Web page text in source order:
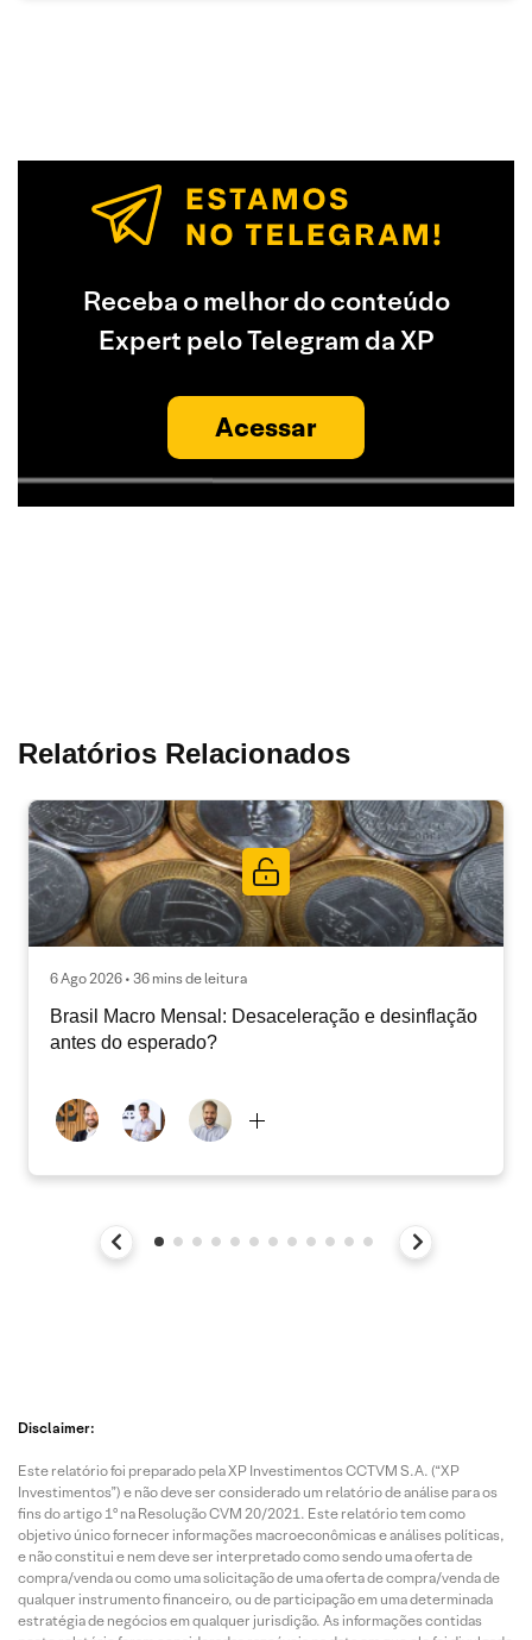
Receba o melhor do conteúdo
Expert pelo Telegram da XP
Acessar
Relatórios Relacionados
6 Ago 2026 • 36 mins de leitura
Brasil Macro Mensal: Desaceleração e desinflação
antes do esperado?
Disclaimer:
Este relatório foi preparado pela XP Investimentos CCTVM S.A. (“XP
Investimentos”) e não deve ser considerado um relatório de análise para os
fins do artigo 1º na Resolução CVM 20/2021. Este relatório tem como
objetivo único fornecer informações macroeconômicas e análises políticas,
e não constitui e nem deve ser interpretado como sendo uma oferta de
compra/venda ou como uma solicitação de uma oferta de compra/venda de
qualquer instrumento financeiro, ou de participação em uma determinada
estratégia de negócios em qualquer jurisdição. As informações contidas